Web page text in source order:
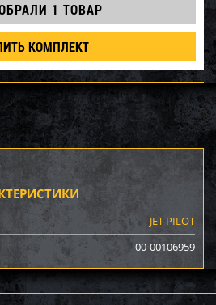
1 ТОВАР
КОМПЛЕКТ
JET PILOT
00-00106959